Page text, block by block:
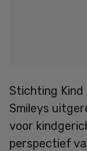
Stichting Kind
Smileys
voor
perspectief